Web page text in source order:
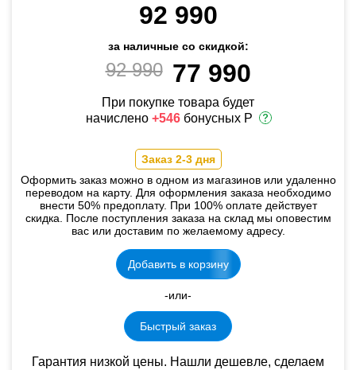
92 990
за наличные со скидкой:
92 990 77 990
При покупке товара будет
начислено +546 бонусных Р
Заказ 2-3 дня
Оформить заказ можно в одном из магазинов или удаленно
переводом на карту. Для оформления заказа необходимо
внести 50% предоплату. При 100% оплате действует
скидка. После поступления заказа на склад мы оповестим
вас или доставим по желаемому адресу.
Добавить в корзину
-или-
Быстрый заказ
Гарантия низкой цены. Нашли дешевле, сделаем